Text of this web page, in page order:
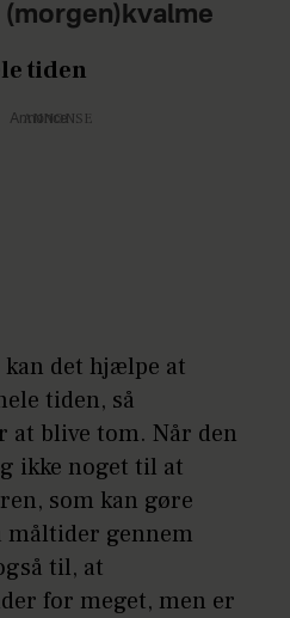
tiden
Annonce
kan det hjælpe at
tiden, så
at blive tom. Når den
ikke noget til at
som kan gøre
måltider gennem
til, at
for meget, men er